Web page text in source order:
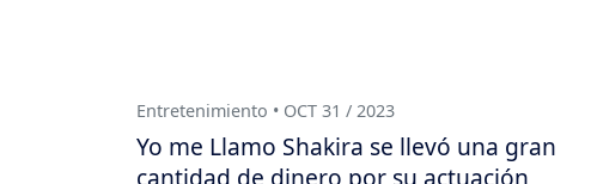
Entretenimiento • OCT 31 / 2023
Yo me Llamo Shakira se llevó una gran
cantidad de dinero por su actuación